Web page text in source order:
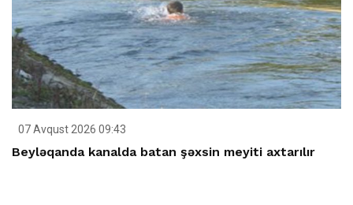
07 Avqust 2026 09:43
Beyləqanda kanalda batan şəxsin meyiti axtarılır